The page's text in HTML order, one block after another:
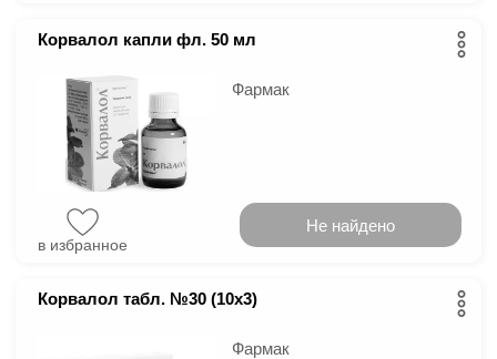
Корвалол капли фл. 50 мл
Фармак
в избранное
Не найдено
Корвалол табл. №30 (10х3)
Фармак